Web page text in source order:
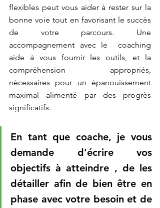
flexibles peut vous aider à rester sur la
bonne voie tout en favorisant le succès
de votre parcours. Une
accompagnement avec le  coaching
aide à vous fournir les outils, et la
compréhension appropriés,
nécessaires pour un épanouissement
maximal alimenté par des progrès
significatifs.
En tant que coache, je vous
demande d’écrire vos
objectifs à atteindre , de les
détailler afin de bien être en
phase avec votre besoin et de